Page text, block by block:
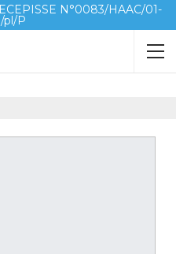
N°0083/HAAC/01-
pl/P